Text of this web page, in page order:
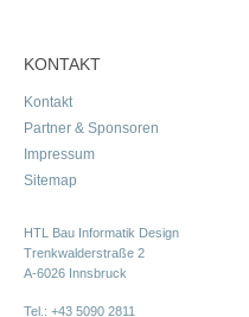
KONTAKT
Kontakt
Partner & Sponsoren
Impressum
Sitemap
HTL Bau Informatik Design
Trenkwalderstraße 2
A-6026 Innsbruck
Tel.: +43 5090 2811